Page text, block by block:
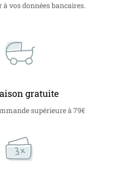
à vos données bancaires.
gratuite
supérieure à 79€